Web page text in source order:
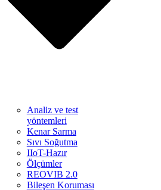
Analiz ve test
yöntemleri
Kenar Sarma
Sıvı Soğutma
IIoT-Hazır
Ölçümler
REOVIB 2.0
Bileşen Koruması